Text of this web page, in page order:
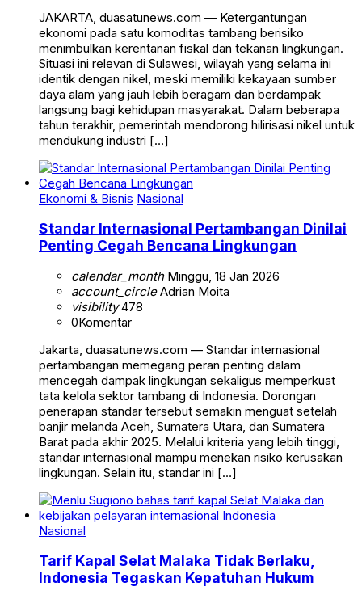
JAKARTA, duasatunews.com — Ketergantungan
ekonomi pada satu komoditas tambang berisiko
menimbulkan kerentanan fiskal dan tekanan lingkungan.
Situasi ini relevan di Sulawesi, wilayah yang selama ini
identik dengan nikel, meski memiliki kekayaan sumber
daya alam yang jauh lebih beragam dan berdampak
langsung bagi kehidupan masyarakat. Dalam beberapa
tahun terakhir, pemerintah mendorong hilirisasi nikel untuk
mendukung industri […]
Ekonomi & Bisnis Nasional
Standar Internasional Pertambangan Dinilai
Penting Cegah Bencana Lingkungan
calendar_monthMinggu, 18 Jan 2026
account_circleAdrian Moita
visibility478
0Komentar
Jakarta, duasatunews.com — Standar internasional
pertambangan memegang peran penting dalam
mencegah dampak lingkungan sekaligus memperkuat
tata kelola sektor tambang di Indonesia. Dorongan
penerapan standar tersebut semakin menguat setelah
banjir melanda Aceh, Sumatera Utara, dan Sumatera
Barat pada akhir 2025. Melalui kriteria yang lebih tinggi,
standar internasional mampu menekan risiko kerusakan
lingkungan. Selain itu, standar ini […]
Nasional
Tarif Kapal Selat Malaka Tidak Berlaku,
Indonesia Tegaskan Kepatuhan Hukum